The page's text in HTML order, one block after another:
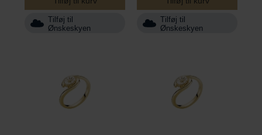
Tilføj til
Ønskeskyen
Tilføj til
Ønskeskyen